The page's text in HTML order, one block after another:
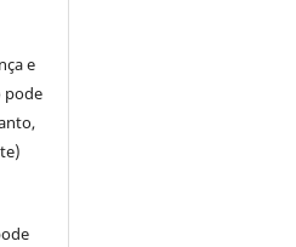
e
pode